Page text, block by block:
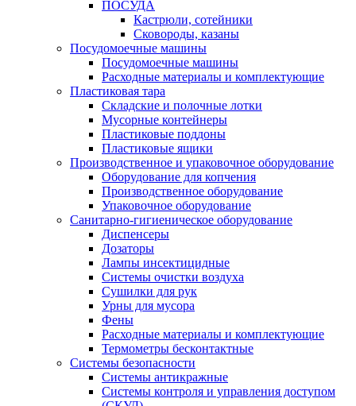
ПОСУДА
Кастрюли, сотейники
Сковороды, казаны
Посудомоечные машины
Посудомоечные машины
Расходные материалы и комплектующие
Пластиковая тара
Складские и полочные лотки
Мусорные контейнеры
Пластиковые поддоны
Пластиковые ящики
Производственное и упаковочное оборудование
Оборудование для копчения
Производственное оборудование
Упаковочное оборудование
Санитарно-гигиеническое оборудование
Диспенсеры
Дозаторы
Лампы инсектицидные
Системы очистки воздуха
Сушилки для рук
Урны для мусора
Фены
Расходные материалы и комплектующие
Термометры бесконтактные
Системы безопасности
Системы антикражные
Системы контроля и управления доступом